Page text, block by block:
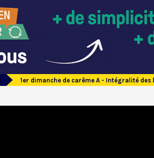
1er dimanche de carême A - Intégralité des